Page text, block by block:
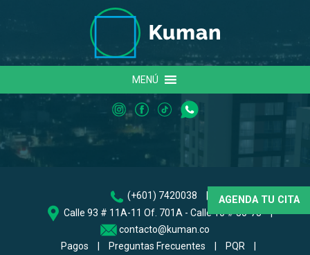
MENÚ
(+601) 7420038
Calle 93 # 11A-11 Of. 701A - Calle 10 # 30-73
|
contacto@kuman.co
Pagos
Preguntas Frecuentes PQR
AGENDA TU CITA